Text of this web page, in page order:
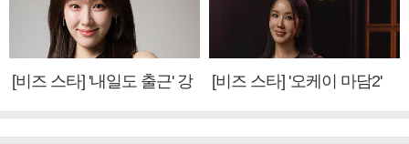
[비즈 스타] '내일도 출근' 강
[비즈 스타] '오케이 마담2'